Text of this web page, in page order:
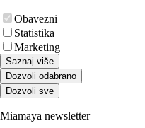
Obavezni
Statistika
Marketing
Saznaj više
Dozvoli odabrano
Dozvoli sve
Miamaya newsletter